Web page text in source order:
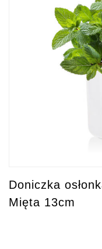
Doniczka
Mięta 13cm